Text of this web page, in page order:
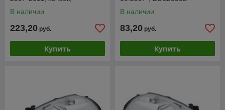
В наличии
223,20 руб.
Купить
В наличии
83,20 руб.
Купить